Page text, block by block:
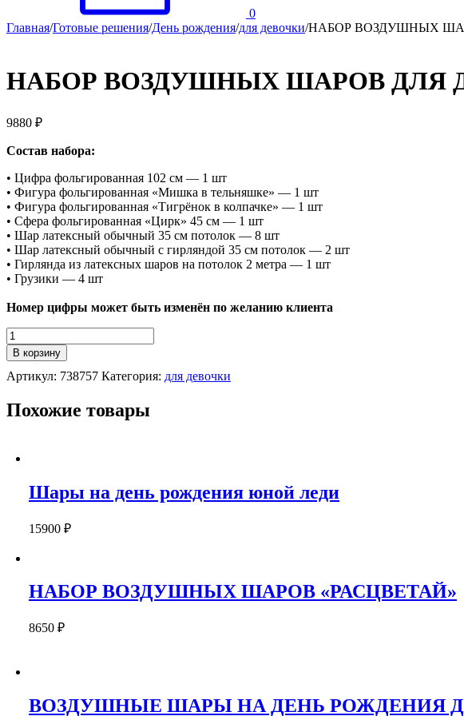
0
Главная/Готовые решения/День рождения/для девочки/НАБОР ВОЗДУШНЫХ
НАБОР ВОЗДУШНЫХ ШАРОВ ДЛЯ
9880 ₽
Состав набора:
• Цифра фольгированная 102 см — 1 шт
• Фигура фольгированная «Мишка в тельняшке» — 1 шт
• Фигура фольгированная «Тигрёнок в колпачке» — 1 шт
• Сфера фольгированная «Цирк» 45 см — 1 шт
• Шар латексный обычный 35 см потолок — 8 шт
• Шар латексный обычный с гирляндой 35 см потолок — 2 шт
• Гирлянда из латексных шаров на потолок 2 метра — 1 шт
• Грузики — 4 шт
Номер цифры может быть изменён по желанию клиента
Количество
НАБОР
ВОЗДУШНЫХ
ШАРОВ
ДЕВОЧКИ
"ШАПИТО"
В корзину
Артикул: 738757 Категория: для девочки
Похожие товары
Шары на день рождения юной леди
15900 ₽
НАБОР ВОЗДУШНЫХ ШАРОВ «РАСЦВЕТАЙ»
8650 ₽
ВОЗДУШНЫЕ ШАРЫ НА ДЕНЬ РОЖДЕНИЯ